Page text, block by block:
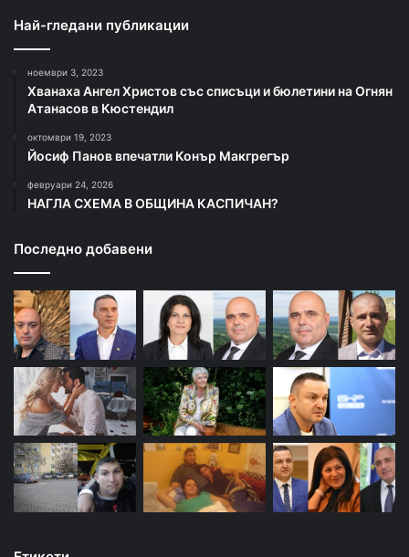
Най-гледани публикации
ноември 3, 2023
Хванаха Ангел Христов със списъци и бюлетини на Огнян
Атанасов в Кюстендил
октомври 19, 2023
Йосиф Панов впечатли Конър Макгрегър
февруари 24, 2026
НАГЛА СХЕМА В ОБЩИНА КАСПИЧАН?
Последно добавени